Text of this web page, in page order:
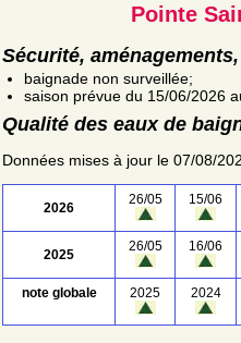
Pointe
Sécurité,
baignade non surveillée;
saison prévue du 15/06/2026
Qualité des eaux de
Données mises à jour le 07/08/
2026
26/05 15/06
2025
26/05 16/06
note globale 2025 2024